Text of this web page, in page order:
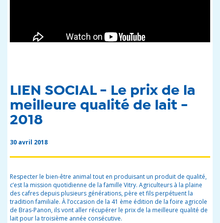
LIEN SOCIAL - Le prix de la
meilleure qualité de lait -
2018
30 avril 2018
Respecter le bien-être animal tout en produisant un produit de qualité,
c’est la mission quotidienne de la famille Vitry. Agriculteurs à la plaine
des cafres depuis plusieurs générations, père et fils perpétuent la
tradition familiale. À l’occasion de la 41 ème édition de la foire agricole
de Bras-Panon, ils vont aller récupérer le prix de la meilleure qualité de
lait pour la troisième année consécutive.